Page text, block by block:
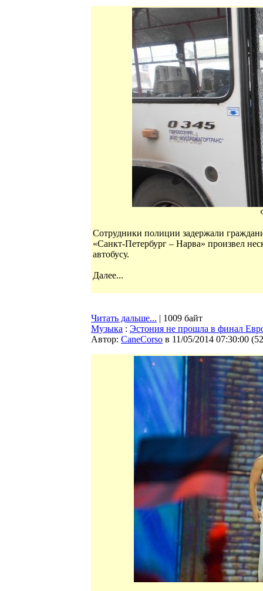
Сотрудники полиции задержали
«Санкт-Петербург – Нарва» произвел
автобусу.
Далее...
Читать дальше... | 1009 байт
Музыка : Эстония не прошла в финал
Автор: CaneCorso в 11/05/2014 07:30:00 (